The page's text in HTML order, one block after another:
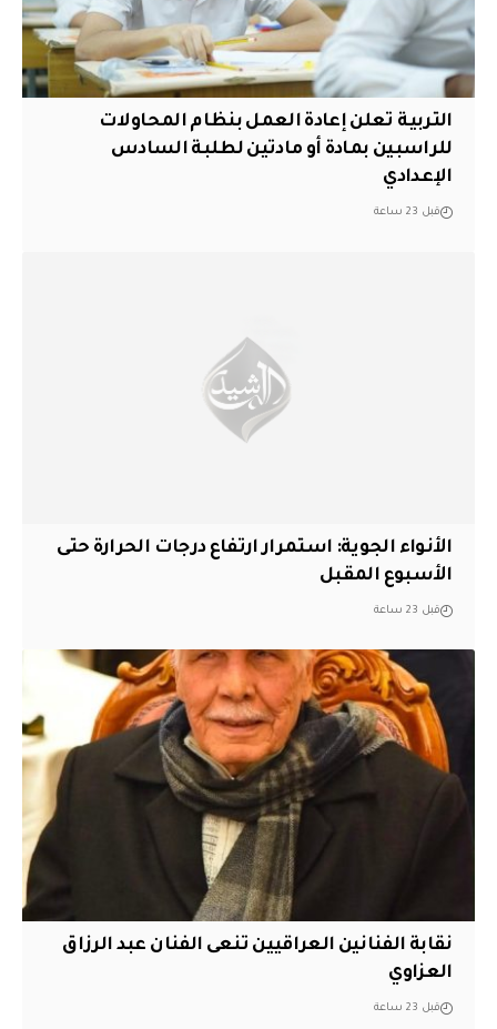
التربية تعلن إعادة العمل بنظام المحاولات
للراسبين بمادة أو مادتين لطلبة السادس
الإعدادي
قبل 23 ساعة
الأنواء الجوية: استمرار ارتفاع درجات الحرارة حتى
الأسبوع المقبل
قبل 23 ساعة
نقابة الفنانين العراقيين تنعى الفنان عبد الرزاق
العزاوي
قبل 23 ساعة